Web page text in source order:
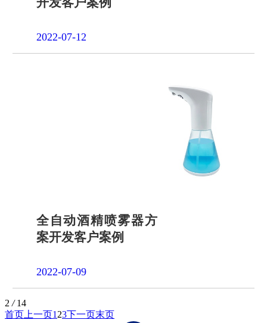
2022-07-12
全自动酒精喷雾器方
案开发客户案例
2022-07-09
2 / 14
首页 上一页1 23下一页末页